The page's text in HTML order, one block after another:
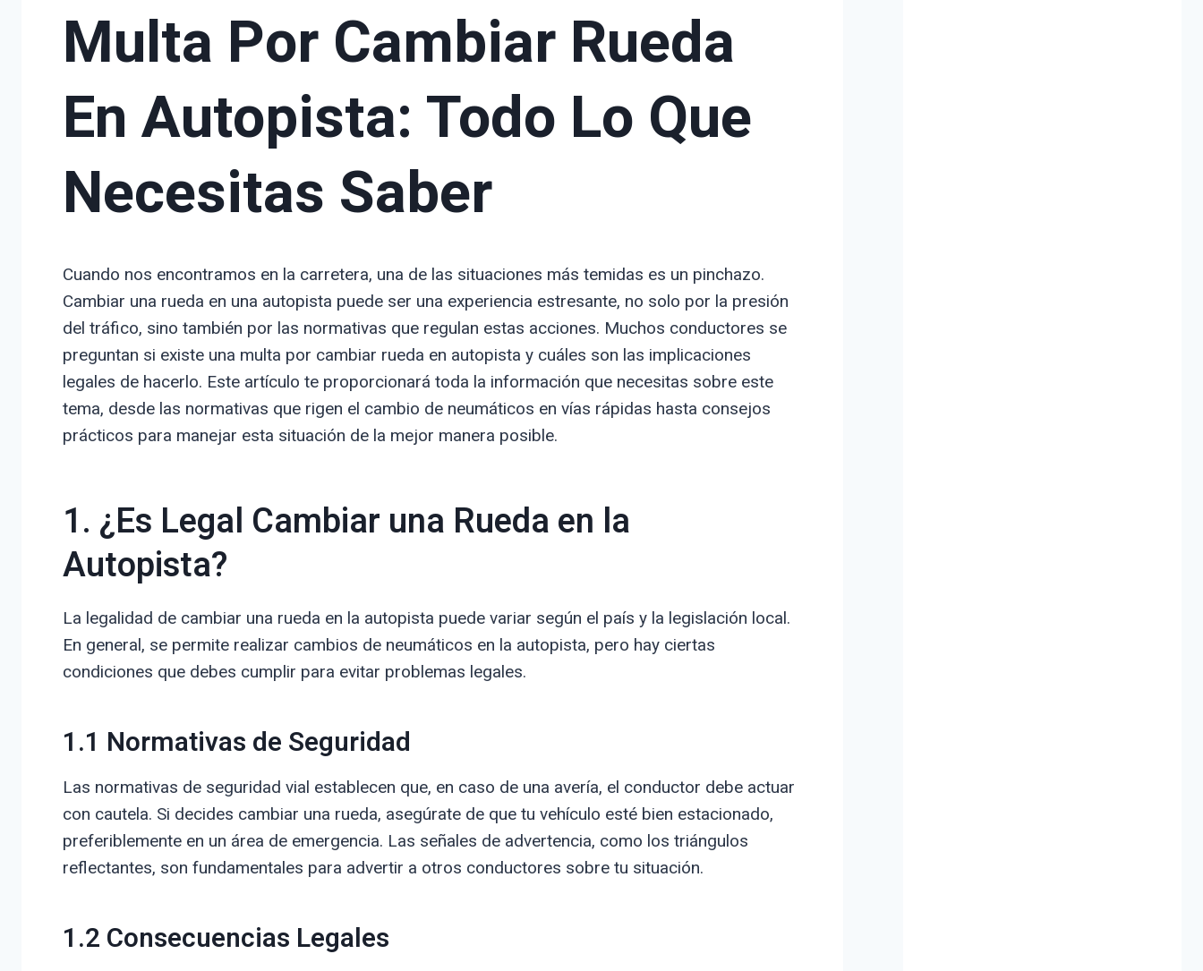
Multa Por Cambiar Rueda
En Autopista: Todo Lo Que
Necesitas Saber
Cuando nos encontramos en la carretera, una de las situaciones más temidas es un pinchazo.
Cambiar una rueda en una autopista puede ser una experiencia estresante, no solo por la presión
del tráfico, sino también por las normativas que regulan estas acciones. Muchos conductores se
preguntan si existe una multa por cambiar rueda en autopista y cuáles son las implicaciones
legales de hacerlo. Este artículo te proporcionará toda la información que necesitas sobre este
tema, desde las normativas que rigen el cambio de neumáticos en vías rápidas hasta consejos
prácticos para manejar esta situación de la mejor manera posible.
1. ¿Es Legal Cambiar una Rueda en la
Autopista?
La legalidad de cambiar una rueda en la autopista puede variar según el país y la legislación local.
En general, se permite realizar cambios de neumáticos en la autopista, pero hay ciertas
condiciones que debes cumplir para evitar problemas legales.
1.1 Normativas de Seguridad
Las normativas de seguridad vial establecen que, en caso de una avería, el conductor debe actuar
con cautela. Si decides cambiar una rueda, asegúrate de que tu vehículo esté bien estacionado,
preferiblemente en un área de emergencia. Las señales de advertencia, como los triángulos
reflectantes, son fundamentales para advertir a otros conductores sobre tu situación.
1.2 Consecuencias Legales